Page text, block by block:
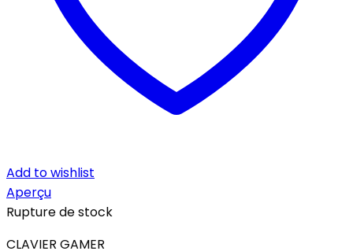
Add to wishlist
Aperçu
Rupture de stock
CLAVIER GAMER